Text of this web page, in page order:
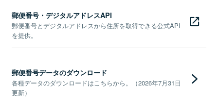
郵便番号・デジタルアドレスAPI
郵便番号とデジタルアドレスから住所を取得できる公式API
を提供。
郵便番号データのダウンロード
各種データのダウンロードはこちらから。（2026年7月31日
更新）